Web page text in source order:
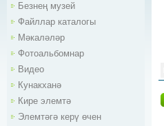
Безнең музей
Файллар каталогы
Мәкаләләр
Фотоальбомнар
Видео
Кунакханә
Кире элемтә
Элемтәгә керү өчен